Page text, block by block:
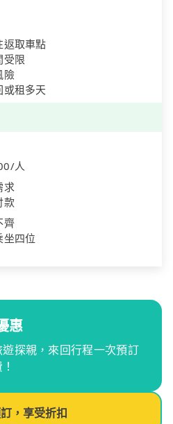
返取車點
受限
險
或租多天
人
求
款
齊
坐四位
惠
探親，來回行程一次預訂
，享受折扣